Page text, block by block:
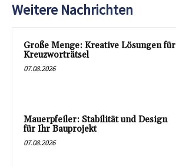
Weitere Nachrichten
Große Menge: Kreative Lösungen für
Kreuzworträtsel
07.08.2026
Mauerpfeiler: Stabilität und Design
für Ihr Bauprojekt
07.08.2026